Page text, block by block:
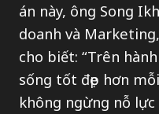
án này, ông Song
doanh và
cho biết: “Trên
sống tốt đẹp hơn
không ngừng nỗ